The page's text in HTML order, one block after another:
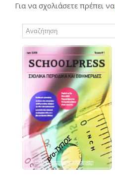
Για να σχολιάσετε πρέπει να
pro-TΥΠΟΣ